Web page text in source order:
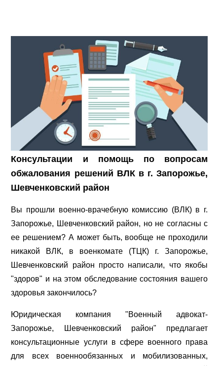
Консультации и помощь по вопросам
обжалования решений ВЛК в г. Запорожье,
Шевченковский район
Вы прошли военно-врачебную комиссию (ВЛК) в г.
Запорожье, Шевченковский район, но не согласны с
ее решением? А может быть, вообще не проходили
никакой ВЛК, в военкомате (ТЦК) г. Запорожье,
Шевченковский район просто написали, что якобы
"здоров" и на этом обследование состояния вашего
здоровья закончилось?
Юридическая компания "Военный адвокат-
Запорожье, Шевченковский район" предлагает
консультационные услуги в сфере военного права
для всех военнообязанных и мобилизованных,